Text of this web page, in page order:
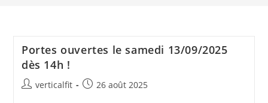
Portes ouvertes le samedi 13/09/2025
dès 14h !
Auteur/autrice
verticalfit
Publication
26 août 2025